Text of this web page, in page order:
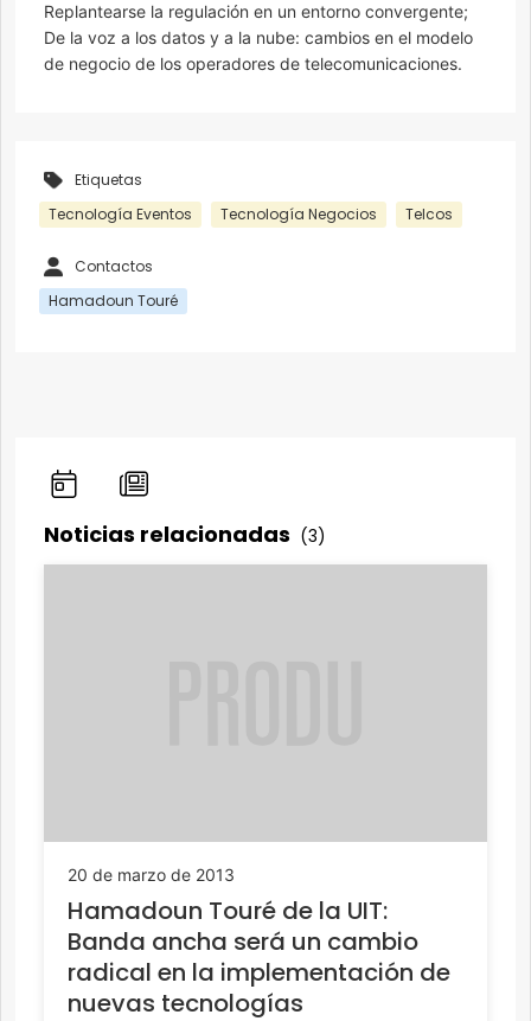
Replantearse la regulación en un entorno convergente;
De la voz a los datos y a la nube: cambios en el modelo
de negocio de los operadores de telecomunicaciones.
Etiquetas
Tecnología Eventos
Tecnología Negocios Telcos
Contactos
Hamadoun Touré
Noticias relacionadas (3)
20 de marzo de 2013
Hamadoun Touré de la UIT:
Banda ancha será un cambio
radical en la implementación de
nuevas tecnologías